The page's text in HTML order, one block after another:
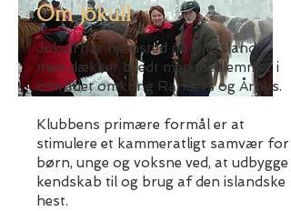
Om Jökull
Jökull har hjemsted på Djursland,
men dækker bredt med medlemmer i
området omkring Randers og Århus.
Klubbens primære formål er at
stimulere et kammeratligt samvær for
børn, unge og voksne ved, at udbygge
kendskab til og brug af den islandske
hest.